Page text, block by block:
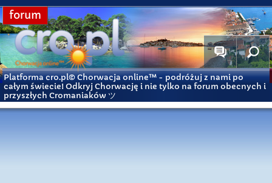
forum
Platforma cro.pl© Chorwacja online™ - podróżuj z nami po
całym świecie! Odkryj Chorwację i nie tylko na forum obecnych i
przyszłych Cromaniaków ツ